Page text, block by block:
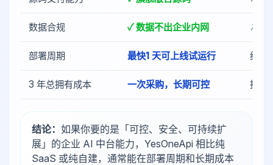
数据合规 ✓ 数据不出企业内网 ✗ 经
部署周期 最快1 天可上线试运行 约 1
3 年总拥有成本 一次采购，长期可控 持续
结论： 如果你要的是「可控、安全、可持续扩
展」的企业 AI 中台能力，YesOneApi 相比纯
SaaS 或纯自建，通常能在部署周期和长期成本